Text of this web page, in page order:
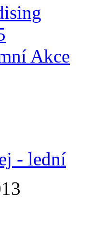
Akce
- lední